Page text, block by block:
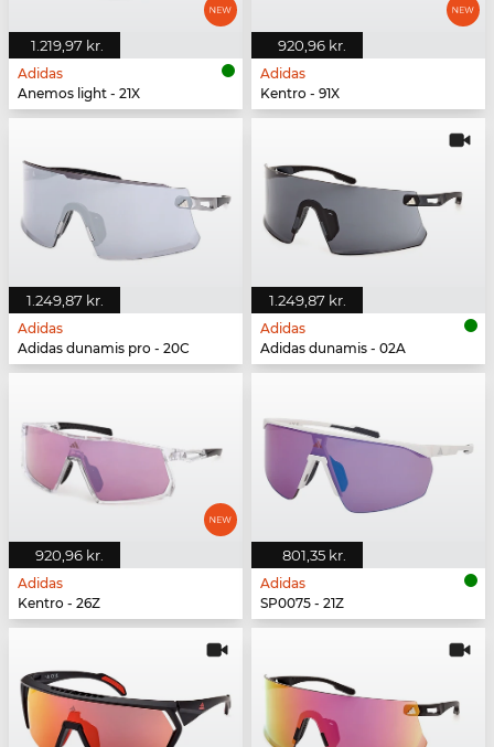
1.219,97 kr.
Adidas
Anemos light - 21X
920,96 kr.
Adidas
Kentro - 91X
1.249,87 kr.
Adidas
Adidas dunamis pro - 20C
1.249,87 kr.
Adidas
Adidas dunamis - 02A
920,96 kr.
Adidas
Kentro - 26Z
801,35 kr.
Adidas
SP0075 - 21Z